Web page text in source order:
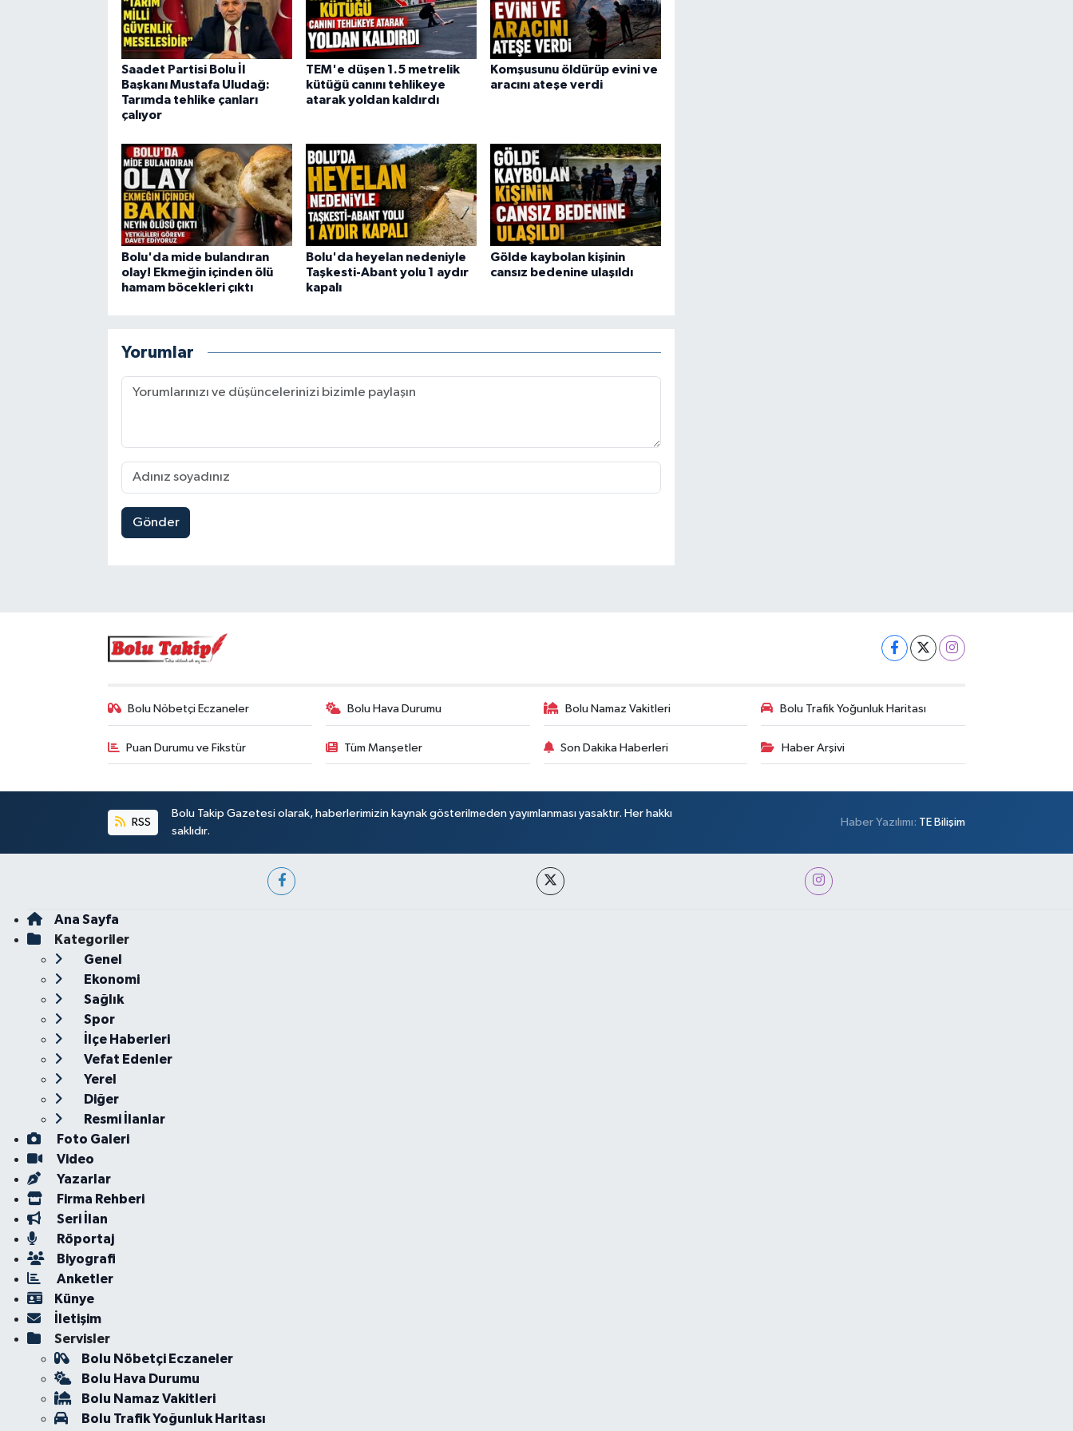
Saadet Partisi Bolu İl
Başkanı Mustafa Uludağ:
Tarımda tehlike çanları
çalıyor
TEM'e düşen 1.5 metrelik
kütüğü canını tehlikeye
atarak yoldan kaldırdı
Komşusunu öldürüp evini ve
aracını ateşe verdi
Bolu'da mide bulandıran
olay! Ekmeğin içinden ölü
hamam böcekleri çıktı
Bolu'da heyelan nedeniyle
Taşkesti-Abant yolu 1 aydır
kapalı
Gölde kaybolan kişinin
cansız bedenine ulaşıldı
Yorumlar
Gönder
Bolu Nöbetçi Eczaneler Bolu Hava Durumu Bolu Namaz Vakitleri Bolu Trafik Yoğunluk Haritası
Puan Durumu ve Fikstür Tüm Manşetler Son Dakika Haberleri Haber Arşivi
RSS
Bolu Takip Gazetesi olarak, haberlerimizin kaynak gösterilmeden yayımlanması yasaktır. Her hakkı
saklıdır.
Haber Yazılımı: TE Bilişim
Ana Sayfa
Kategoriler
Genel
Ekonomi
Sağlık
Spor
İlçe Haberleri
Vefat Edenler
Yerel
Diğer
Resmi İlanlar
Foto Galeri
Video
Yazarlar
Firma Rehberi
Seri İlan
Röportaj
Biyografi
Anketler
Künye
İletişim
Servisler
Bolu Nöbetçi Eczaneler
Bolu Hava Durumu
Bolu Namaz Vakitleri
Bolu Trafik Yoğunluk Haritası